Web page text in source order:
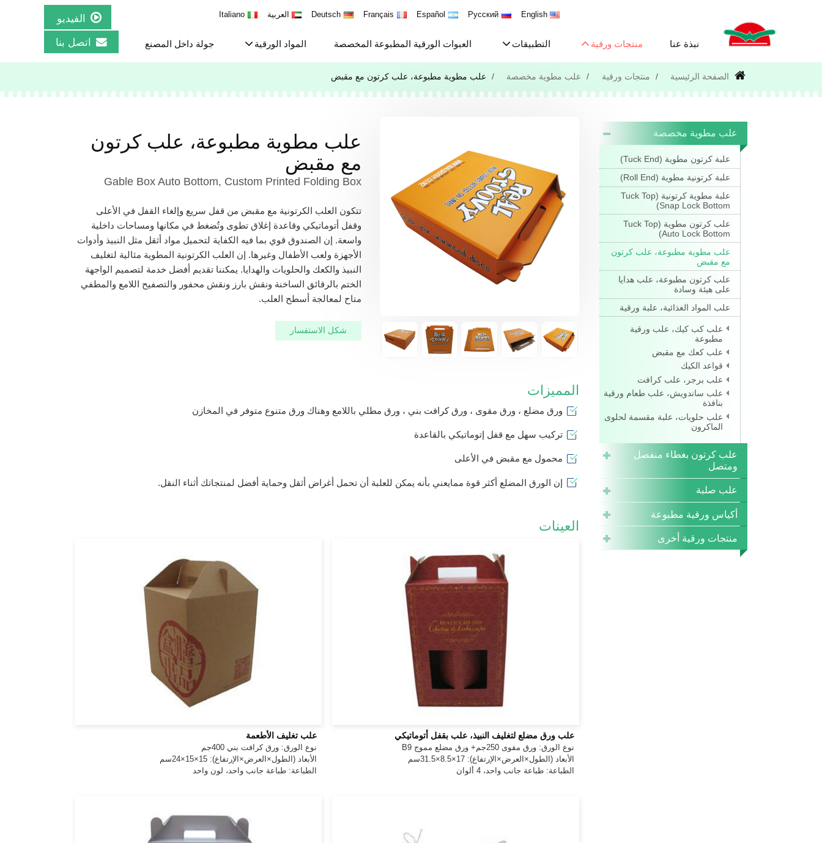
English
Русский
Español
Français
Deutsch العربية Italiano الفيديو
نبذة عنا منتجات ورقية التطبيقات العبوات الورقية المطبوعة المخصصة المواد الورقية جولة داخل المصنع اتصل بنا
الصفحة الرئيسية منتجات ورقية علب مطوية مخصصة علب مطوية مطبوعة، علب كرتون مع مقبض
علب مطوية مطبوعة، علب كرتون
مع مقبض
Gable Box Auto Bottom, Custom Printed Folding Box
تتكون العلب الكرتونية مع مقبض من قفل سريع وإلغاء القفل في الأعلى
وقفل أتوماتيكي وقاعدة إغلاق تطوى وتُضغط في مكانها ومساحات داخلية
واسعة. إن الصندوق قوي بما فيه الكفاية لتحميل مواد أثقل مثل النبيذ وأدوات
الأجهزة ولعب الأطفال وغيرها. إن العلب الكرتونية المطوية مثالية لتغليف
النبيذ والكعك والحلويات والهدايا. يمكننا تقديم أفضل خدمة لتصميم الواجهة
الختم بالرقائق الساخنة ونقش بارز ونقش محفور والتصفيح اللامع والمطفي
متاح لمعالجة أسطح العلب.
شكل الاستفسار
المميزات
ورق مضلع ، ورق مقوى ، ورق كرافت بني ، ورق مطلي باللامع وهناك ورق متنوع متوفر في المخازن
تركيب سهل مع قفل إتوماتيكي بالقاعدة
محمول مع مقبض في الأعلى
إن الورق المضلع أكثر قوة ممايعني بأنه يمكن للعلبة أن تحمل أغراض أثقل وحماية أفضل لمنتجاتك أثناء النقل.
العينات
علب ورق مضلع لتغليف النبيذ، علب بقفل أتوماتيكي
نوع الورق: ورق مقوى 250جم+ ورق مضلع مموج B9
الأبعاد (الطول×العرض×الإرتفاع): 17×8.5×31.5سم
الطباعة: طباعة جانب واحد، 4 ألوان
علب تغليف الأطعمة
نوع الورق: ورق كرافت بني 400جم
الأبعاد (الطول×العرض×الإرتفاع): 15×15×24سم
الطباعة: طباعة جانب واحد، لون واحد
علب مطوية مخصصة
علبة كرتون مطوية (Tuck End)
علبة كرتونية مطوية (Roll End)
علبة مطوية كرتونية (Tuck Top
Snap Lock Bottom)
علب كرتون مطوية (Tuck Top
Auto Lock Bottom)
علب مطوية مطبوعة، علب كرتون
مع مقبض
علب كرتون مطبوعة، علب هدايا
على هيئة وسادة
علب المواد الغذائية، علبة ورقية
علب كب كيك، علب ورقية
مطبوعة
علب كعك مع مقبض
قواعد الكيك
علب برجر، علب كرافت
علب ساندويش، علب طعام ورقية
بنافذة
علب حلويات، علبة مقسمة لحلوى
الماكرون
علب كرتون بغطاء منفصل
ومتصل
علب صلبة
أكياس ورقية مطبوعة
منتجات ورقية أخرى